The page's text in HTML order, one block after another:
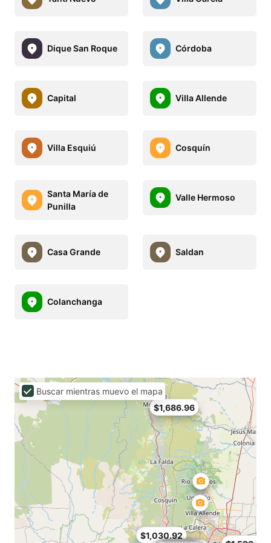
Dique San Roque Córdoba
Capital Villa Allende
Villa Esquiú Cosquín
Santa María de
Punilla
Valle Hermoso
Casa Grande Saldan
Colanchanga
$1,030.92
$1,686.96
Buscar mientras muevo el mapa